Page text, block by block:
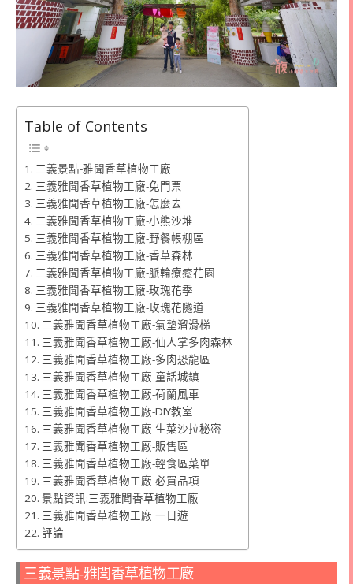
Table of Contents
三義景點-雅聞香草植物工廠
三義雅聞香草植物工廠-免門票
三義雅聞香草植物工廠-怎麼去
三義雅聞香草植物工廠-小熊沙堆
三義雅聞香草植物工廠-野餐帳棚區
三義雅聞香草植物工廠-香草森林
三義雅聞香草植物工廠-脈輪療癒花園
三義雅聞香草植物工廠-玫瑰花季
三義雅聞香草植物工廠-玫瑰花隧道
三義雅聞香草植物工廠-氣墊溜滑梯
三義雅聞香草植物工廠-仙人掌多肉森林
三義雅聞香草植物工廠-多肉恐龍區
三義雅聞香草植物工廠-童話城鎮
三義雅聞香草植物工廠-荷蘭風車
三義雅聞香草植物工廠-DIY教室
三義雅聞香草植物工廠-生菜沙拉秘密
三義雅聞香草植物工廠-販售區
三義雅聞香草植物工廠-輕食區菜單
三義雅聞香草植物工廠-必買品項
景點資訊:三義雅聞香草植物工廠
三義雅聞香草植物工廠 一日遊
評論
三義景點-雅聞香草植物工廠